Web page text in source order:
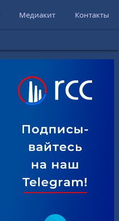
Медиакит Контакты